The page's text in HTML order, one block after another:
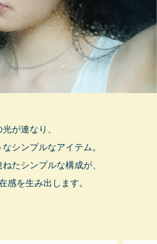
が連なり、
シンプルなアイテム。
たシンプルな構成が、
感を生み出します。